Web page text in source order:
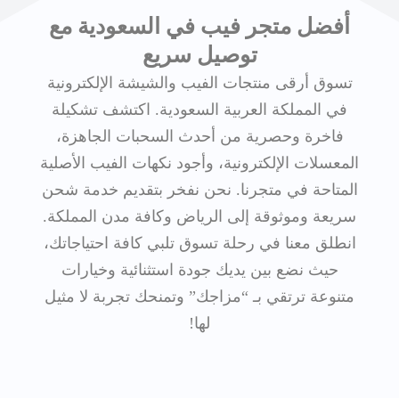
أفضل متجر فيب في السعودية مع
توصيل سريع
تسوق أرقى منتجات الفيب والشيشة الإلكترونية
في المملكة العربية السعودية. اكتشف تشكيلة
فاخرة وحصرية من أحدث السحبات الجاهزة،
المعسلات الإلكترونية، وأجود نكهات الفيب الأصلية
المتاحة في متجرنا. نحن نفخر بتقديم خدمة شحن
سريعة وموثوقة إلى الرياض وكافة مدن المملكة.
انطلق معنا في رحلة تسوق تلبي كافة احتياجاتك،
حيث نضع بين يديك جودة استثنائية وخيارات
متنوعة ترتقي بـ “مزاجك” وتمنحك تجربة لا مثيل
لها!